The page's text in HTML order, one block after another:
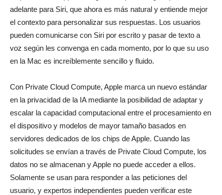
adelante para Siri, que ahora es más natural y entiende mejor
el contexto para personalizar sus respuestas. Los usuarios
pueden comunicarse con Siri por escrito y pasar de texto a
voz según les convenga en cada momento, por lo que su uso
en la Mac es increíblemente sencillo y fluido.
Con Private Cloud Compute, Apple marca un nuevo estándar
en la privacidad de la IA mediante la posibilidad de adaptar y
escalar la capacidad computacional entre el procesamiento en
el dispositivo y modelos de mayor tamaño basados en
servidores dedicados de los chips de Apple. Cuando las
solicitudes se envían a través de Private Cloud Compute, los
datos no se almacenan y Apple no puede acceder a ellos.
Solamente se usan para responder a las peticiones del
usuario, y expertos independientes pueden verificar este